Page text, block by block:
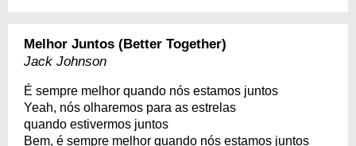
Melhor Juntos (Better Together)
Jack Johnson
É sempre melhor quando nós estamos juntos
Yeah, nós olharemos para as estrelas
quando estivermos juntos
Bem, é sempre melhor quando nós estamos juntos